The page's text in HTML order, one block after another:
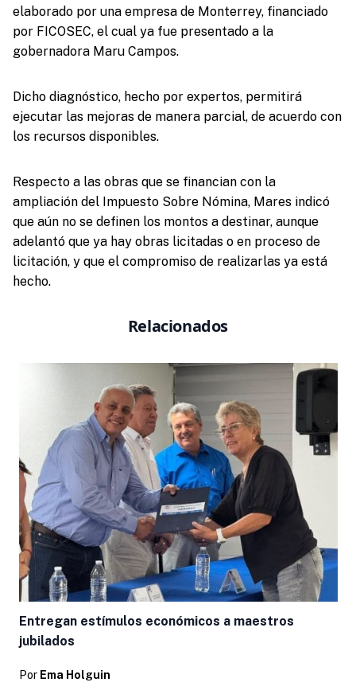
elaborado por una empresa de Monterrey, financiado
por FICOSEC, el cual ya fue presentado a la
gobernadora Maru Campos.
Dicho diagnóstico, hecho por expertos, permitirá
ejecutar las mejoras de manera parcial, de acuerdo con
los recursos disponibles.
Respecto a las obras que se financian con la
ampliación del Impuesto Sobre Nómina, Mares indicó
que aún no se definen los montos a destinar, aunque
adelantó que ya hay obras licitadas o en proceso de
licitación, y que el compromiso de realizarlas ya está
hecho.
Relacionados
Entregan estímulos económicos a maestros
jubilados
Por Ema Holguin